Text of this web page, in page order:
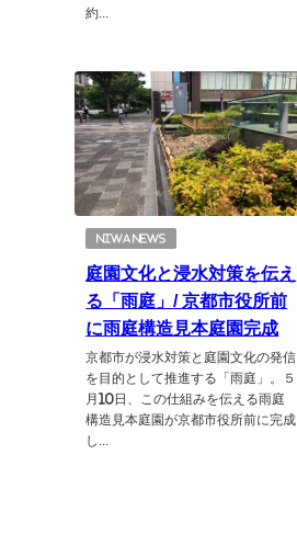
約...
NIWA NEWS
庭園文化と浸水対策を伝え
る「雨庭」/ 京都市役所前
に雨庭構造見本庭園完成
京都市が浸水対策と庭園文化の発信
を目的として推進する「雨庭」。５
月10日、この仕組みを伝える雨庭
構造見本庭園が京都市役所前に完成
し...